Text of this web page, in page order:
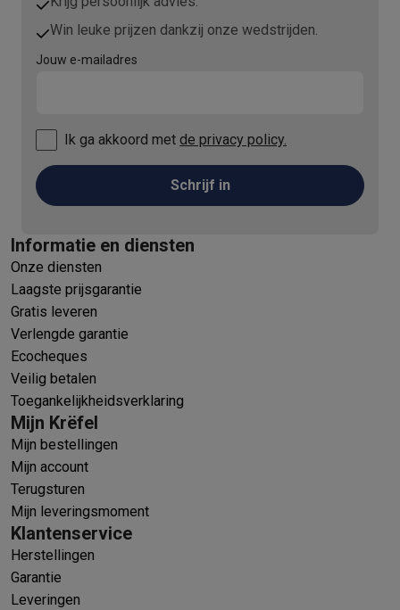
Win leuke prijzen dankzij onze wedstrijden.
Jouw e-mailadres
Ik ga akkoord met de privacy policy.
Schrijf in
Informatie en diensten
Onze diensten
Laagste prijsgarantie
Gratis leveren
Verlengde garantie
Ecocheques
Veilig betalen
Toegankelijkheidsverklaring
Mijn Krëfel
Mijn bestellingen
Mijn account
Terugsturen
Mijn leveringsmoment
Klantenservice
Herstellingen
Garantie
Leveringen